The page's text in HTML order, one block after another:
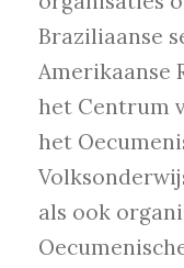
Braziliaanse
Amerikaanse
het Centrum
het
als ook